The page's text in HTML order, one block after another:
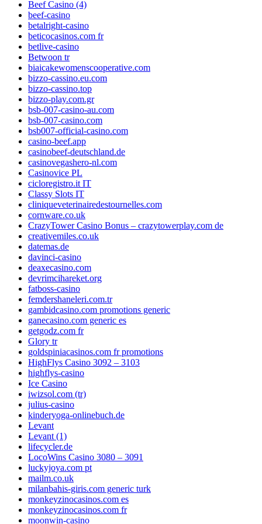
Beef Casino (4)
beef-casino
betalright-casino
beticocasinos.com fr
betlive-casino
Betwoon tr
biaicakewomenscooperative.com
bizzo-cassino.eu.com
bizzo-cassino.top
bizzo-play.com.gr
bsb-007-casino-au.com
bsb-007-casino.com
bsb007-official-casino.com
casino-beef.app
casinobeef-deutschland.de
casinovegashero-nl.com
Casinovice PL
cicloregistro.it IT
Classy Slots IT
cliniqueveterinairedestournelles.com
cornware.co.uk
CrazyTower Casino Bonus – crazytowerplay.com de
creativemiles.co.uk
datemas.de
davinci-casino
deaxecasino.com
devrimcihareket.org
fatboss-casino
femdershaneleri.com.tr
gambidcasino.com promotions generic
ganecasino.com generic es
getgodz.com fr
Glory tr
goldspiniacasinos.com fr promotions
HighFlys Casino 3092 – 3103
highflys-casino
Ice Casino
iwizsol.com (tr)
julius-casino
kinderyoga-onlinebuch.de
Levant
Levant (1)
lifecycler.de
LocoWins Casino 3080 – 3091
luckyjoya.com pt
mailm.co.uk
milanbahis-giris.com generic turk
monkeyzinocasinos.com es
monkeyzinocasinos.com fr
moonwin-casino